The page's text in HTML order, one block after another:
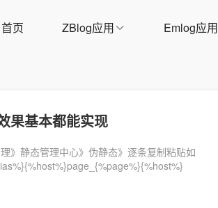
首页 ZBlog应用 Emlog应用
果基本都能实现
》静态管理中心》伪静态》逐条复制粘贴如